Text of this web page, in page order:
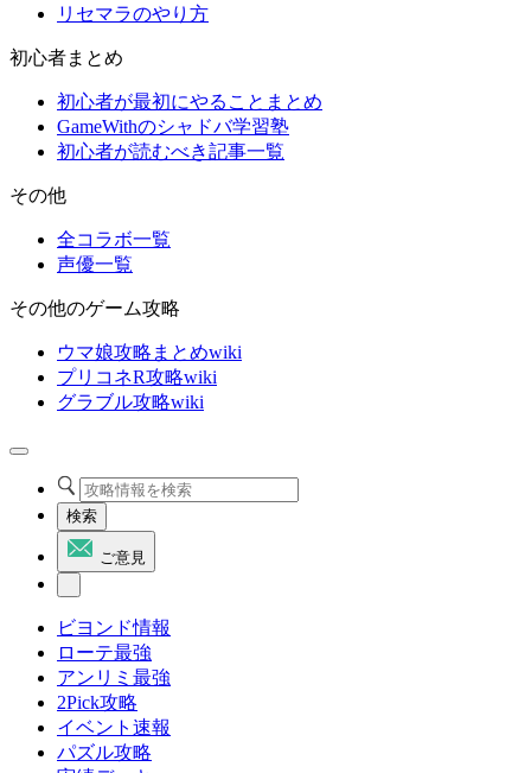
リセマラのやり方
初心者まとめ
初心者が最初にやることまとめ
GameWithのシャドバ学習塾
初心者が読むべき記事一覧
その他
全コラボ一覧
声優一覧
その他のゲーム攻略
ウマ娘攻略まとめwiki
プリコネR攻略wiki
グラブル攻略wiki
検索
ご意見
ビヨンド情報
ローテ最強
アンリミ最強
2Pick攻略
イベント速報
パズル攻略